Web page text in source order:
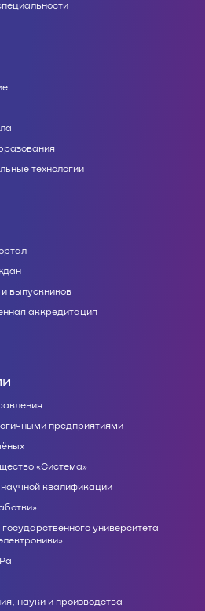
технологии
выпускников
аккредитация
предприятиями
«Система»
квалификации
университета
науки и производства